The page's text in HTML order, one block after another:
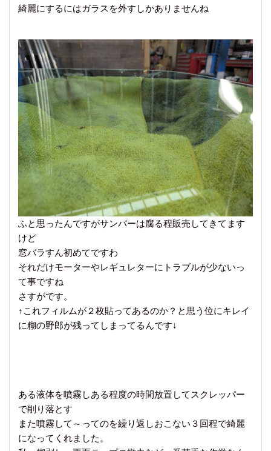
綺麗にするにはガラスを外すしかありませんね
ふと思ったんですがサンバーは腐る程販売してきてます
けど
窓バラすん初めてですわ
それだけモーターやレギュレターにトラブルが少ないっ
て事ですね
さすがです。
↑これフィルムが２枚貼ってあるのか？と思う位にキレイ
に糊の野郎が残ってしまってるんです↓
ある液体を噴霧しある程度の時間放置してスクレッパー
で削り落とす
また噴霧して～ってのを繰り返しおこない３回程で綺麗
になってくれました。